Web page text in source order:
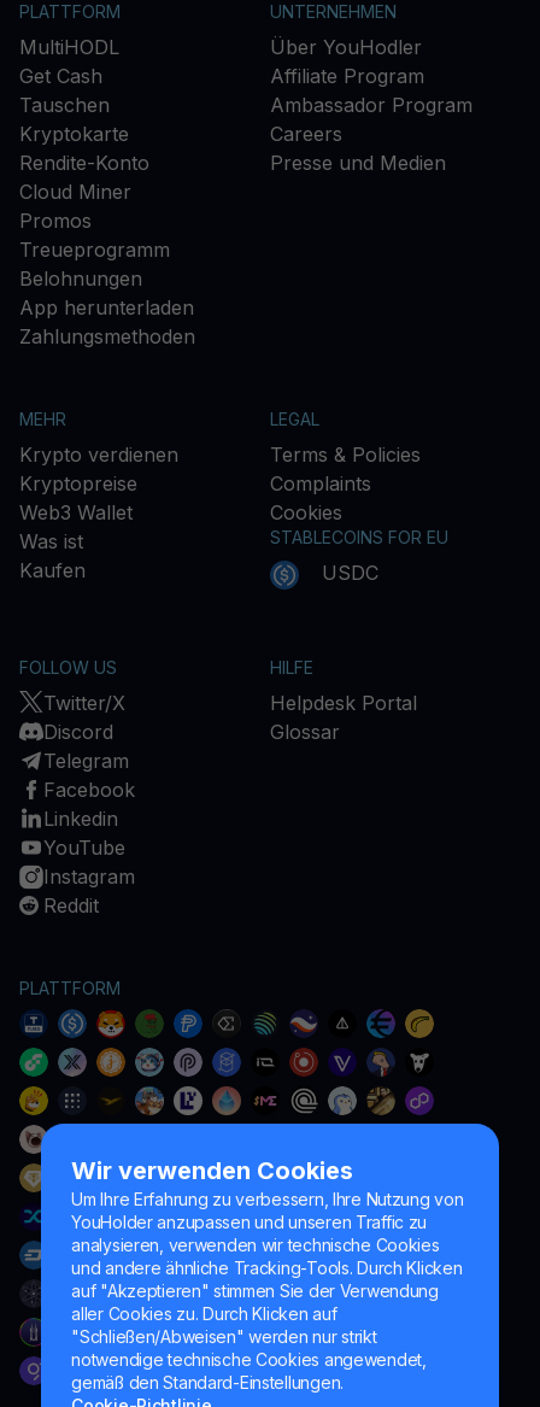
Wir verwenden Cookies
Um Ihre Erfahrung zu verbessern, Ihre Nutzung von
YouHolder anzupassen und unseren Traffic zu
analysieren, verwenden wir technische Cookies
und andere ähnliche Tracking-Tools. Durch Klicken
auf "Akzeptieren" stimmen Sie der Verwendung
aller Cookies zu. Durch Klicken auf
"Schließen/Abweisen" werden nur strikt
notwendige technische Cookies angewendet,
gemäß den Standard-Einstellungen.
PLATTFORM
MultiHODL
Get Cash
Tauschen
Kryptokarte
Rendite-Konto
Cloud Miner
Promos
Treueprogramm
Belohnungen
App herunterladen
Zahlungsmethoden
UNTERNEHMEN
Über YouHodler
Affiliate Program
Ambassador Program
Careers
Presse und Medien
MEHR
Krypto verdienen
Kryptopreise
Web3 Wallet
Was ist
Kaufen
LEGAL
Terms & Policies
Complaints
Cookies
STABLECOINS FOR EU
USDC
FOLLOW US
Twitter/X
Discord
Telegram
Facebook
Linkedin
YouTube
Instagram
Reddit
HILFE
Helpdesk Portal
Glossar
PLATTFORM